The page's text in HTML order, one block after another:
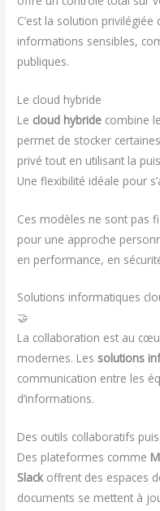
C’est la solution
informations sensibles,
publiques.
Le cloud hybride
Le cloud hybride combine
permet de stocker
privé tout en utilisant la
Une flexibilité idéale pour
Ces modèles ne sont pas
pour une approche
en performance, en
Solutions informatiques
🤝
La collaboration est au
modernes. Les solutions
communication entre les
d’informations.
Des outils collaboratifs
Des plateformes comme
Slackoffrent des espaces
documents se mettent à